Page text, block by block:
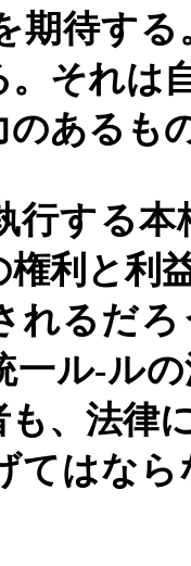
期待す
それは
のあるも
行する
利と利
れるだ
一ル-ル
、法律
てはな